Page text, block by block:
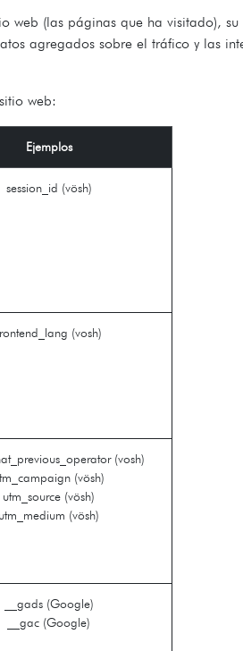
web (las páginas que ha visitado),
agregados sobre el tráfico y las
web:
Ejemplos
session_id (vösh)
(vosh)
(vosh)
(vösh)
utm_source (vösh)
utm_medium (vösh)
__gads (Google)
__gac (Google)